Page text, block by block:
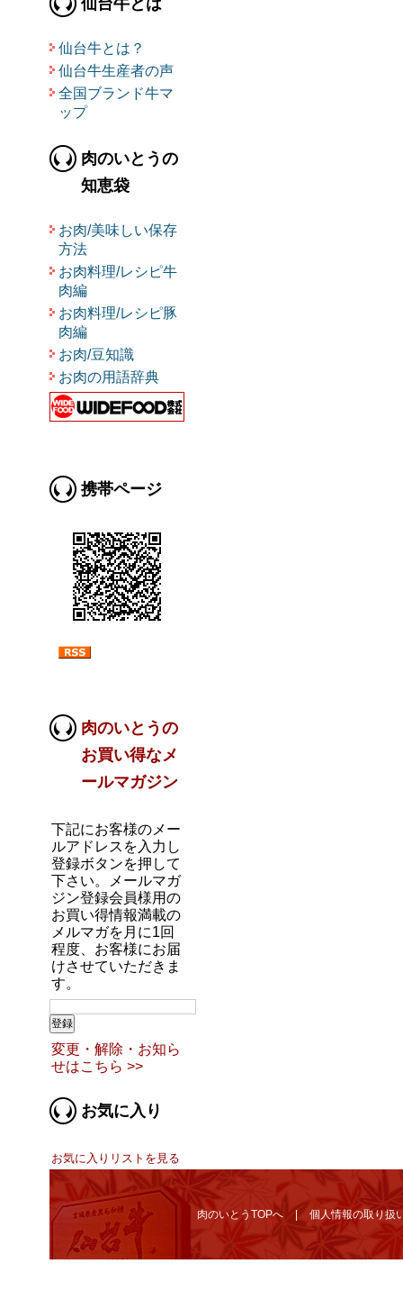
仙台牛とは？
仙台牛生産者の声
全国ブランド牛マ
ップ
肉のいとうの
知恵袋
お肉/美味しい保存
方法
お肉料理/レシピ牛
肉編
お肉料理/レシピ豚
肉編
お肉/豆知識
お肉の用語辞典
携帯ページ
肉のいとうの
お買い得なメ
ールマガジン
下記にお客様のメー
ルアドレスを入力し
登録ボタンを押して
下さい。メールマガ
ジン登録会員様用の
お買い得情報満載の
メルマガを月に1回
程度、お客様にお届
けさせていただきま
す。
変更・解除・お知ら
せはこちら >>
お気に入り
お気に入りリストを見る
肉のいとうTOPへ 個人情報の取り扱